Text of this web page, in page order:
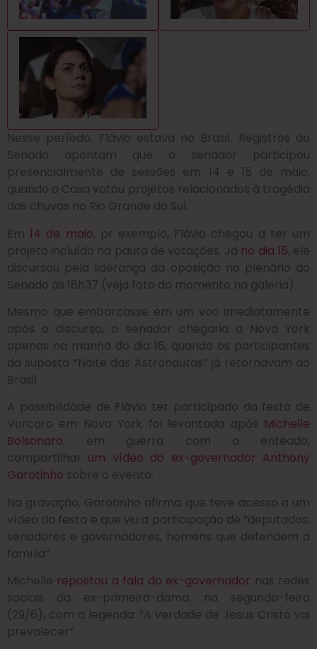
Nesse período, Flávio estava no Brasil. Registros do
Senado apontam que o senador participou
presencialmente de sessões em 14 e 15 de maio,
quando a Casa votou projetos relacionados à tragédia
das chuvas no Rio Grande do Sul.
Em 14 de maio, pr exemplo, Flávio chegou a ter um
projeto incluído na pauta de votações. Já no dia 15, ele
discursou pela liderança da oposição no plenário do
Senado às 18h37 (veja foto do momento na galeria).
Mesmo que embarcasse em um voo imediatamente
após o discurso, o senador chegaria a Nova York
apenas na manhã do dia 16, quando os participantes
da suposta “Noite das Astronautas” já retornavam ao
Brasil.
A possibilidade de Flávio ter participado da festa de
Vorcaro em Nova York foi levantada após Michelle
Bolsonaro, em guerra com o enteado,
compartilhar um vídeo do ex-governador Anthony
Garotinho sobre o evento.
Na gravação, Garotinho afirma que teve acesso a um
vídeo da festa e que viu a participação de “deputados,
senadores e governadores, homens que defendem a
família”.
Michelle repostou a fala do ex-governador nas redes
sociais da ex-primeira-dama, na segunda-feira
(29/6), com a legenda: “A verdade de Jesus Cristo vai
prevalecer”.